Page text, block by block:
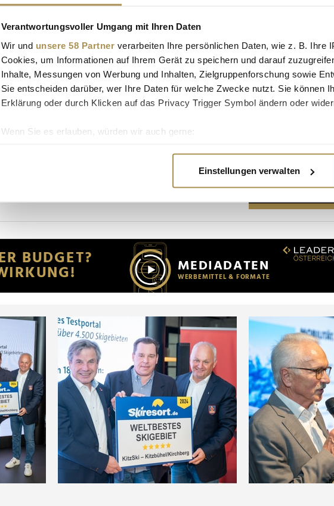
Verantwortungsvoller Umgang mit Ihren Daten
Wir und unsere 58 Partner verarbeiten Ihre persönlichen Daten, wie z. B. Ihre
Cookies, um Informationen auf Ihrem Gerät zu speichern und darauf
Inhalte, Messungen von Werbung und Inhalten, Zielgruppenforschung sowie
Sie entscheiden darüber, wer Ihre Daten für welche Zwecke nutzt. Sie können
Erklärung oder durch Klicken auf das Privacy Trigger Symbol ändern oder
Wenn Sie es erlauben, würden wir auch gerne:
Erfahren Sie mehr darüber, wie Ihre persönlichen Daten verarbeitet werden,
Wir verwenden Cookies, um Inhalte und Anzeigen zu personalisieren,
Website an unsere Partner für soziale Medien, Werbung und Analysen weiter.
möglicherweise mit weiteren Daten zusammen, die Sie ihnen bereitgestellt
der Dienste gesammelt haben.
Einstellungen verwalten
Advertisement